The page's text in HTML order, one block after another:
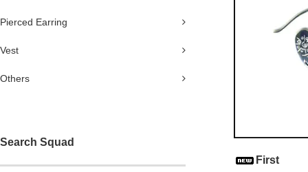
Pierced Earring
Vest
Others
Search Squad
First